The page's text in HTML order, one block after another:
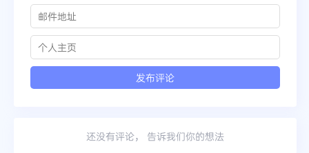
还没有评论， 告诉我们你的想法